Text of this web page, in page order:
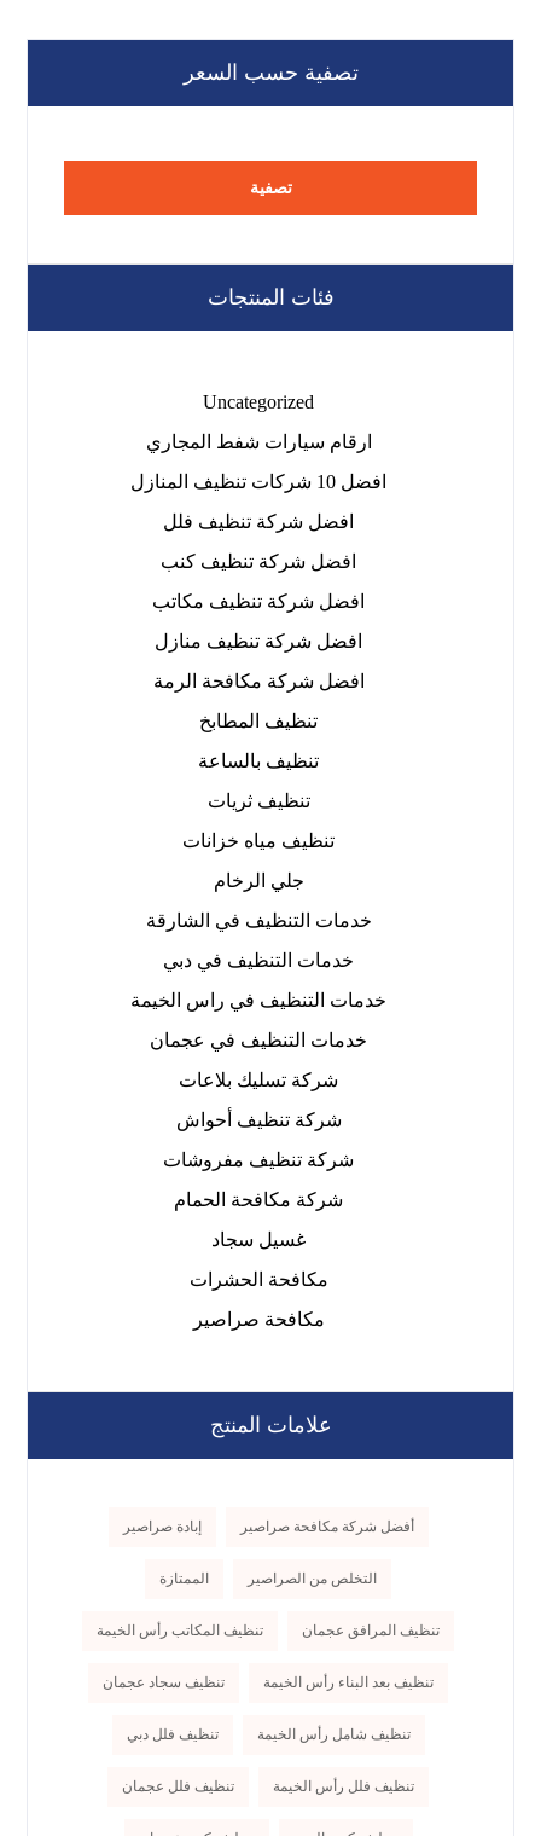
تصفية حسب السعر
تصفية
فئات المنتجات
Uncategorized
ارقام سيارات شفط المجاري
افضل 10 شركات تنظيف المنازل
افضل شركة تنظيف فلل
افضل شركة تنظيف كنب
افضل شركة تنظيف مكاتب
افضل شركة تنظيف منازل
افضل شركة مكافحة الرمة
تنظيف المطابخ
تنظيف بالساعة
تنظيف ثريات
تنظيف مياه خزانات
جلي الرخام
خدمات التنظيف في الشارقة
خدمات التنظيف في دبي
خدمات التنظيف في راس الخيمة
خدمات التنظيف في عجمان
شركة تسليك بلاعات
شركة تنظيف أحواش
شركة تنظيف مفروشات
شركة مكافحة الحمام
غسيل سجاد
مكافحة الحشرات
مكافحة صراصير
علامات المنتج
أفضل شركة مكافحة صراصير إبادة صراصير
التخلص من الصراصير الممتازة
تنظيف المرافق عجمان تنظيف المكاتب رأس الخيمة
تنظيف بعد البناء رأس الخيمة تنظيف سجاد عجمان
تنظيف شامل رأس الخيمة تنظيف فلل دبي
تنظيف فلل رأس الخيمة تنظيف فلل عجمان